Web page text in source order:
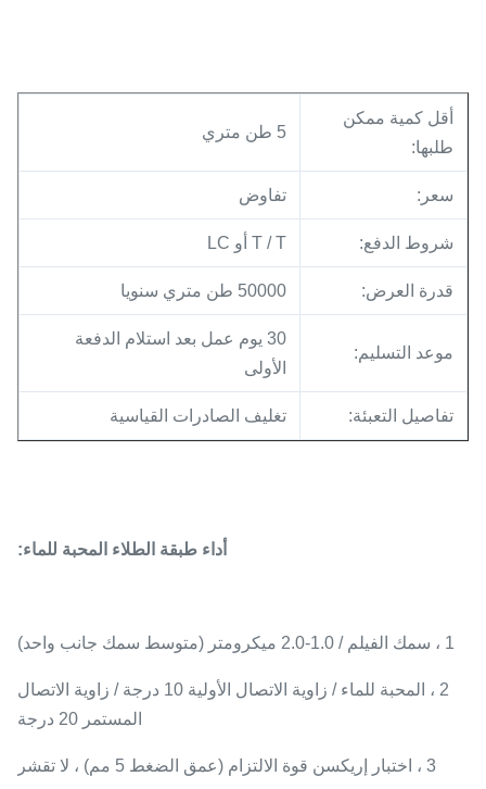
أقل كمية ممكن
طلبها:
5 طن متري
سعر: تفاوض
شروط الدفع: T / T أو LC
قدرة العرض: 50000 طن متري سنويا
موعد التسليم:
30 يوم عمل بعد استلام الدفعة
الأولى
تفاصيل التعبئة: تغليف الصادرات القياسية
أداء طبقة الطلاء المحبة للماء:
1 ، سمك الفيلم / 1.0-2.0 ميكرومتر (متوسط ​​سمك جانب واحد)
2 ، المحبة للماء / زاوية الاتصال الأولية 10 درجة / زاوية الاتصال
المستمر 20 درجة
3 ، اختبار إريكسن قوة الالتزام (عمق الضغط 5 مم) ، لا تقشر